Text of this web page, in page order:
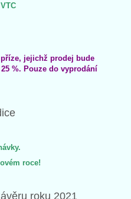
jejichž prodej bude
%. Pouze do vyprodání
roce!
roku 2021